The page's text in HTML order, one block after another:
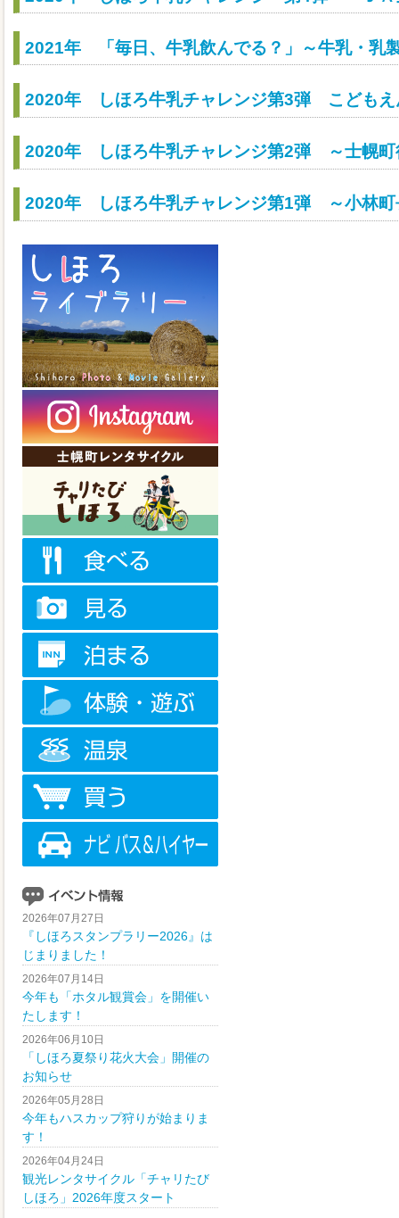
2021年 「毎日、牛乳飲んでる？」～牛乳・乳
2020年 しほろ牛乳チャレンジ第3弾 こどもえ
2020年 しほろ牛乳チャレンジ第2弾 ～士幌町
2020年 しほろ牛乳チャレンジ第1弾 ～小林町
2026年07月27日
『しほろスタンプラリー2026』は
じまりました！
2026年07月14日
今年も「ホタル観賞会」を開催い
たします！
2026年06月10日
「しほろ夏祭り花火大会」開催の
お知らせ
2026年05月28日
今年もハスカップ狩りが始まりま
す！
2026年04月24日
観光レンタサイクル「チャリたび
しほろ」2026年度スタート